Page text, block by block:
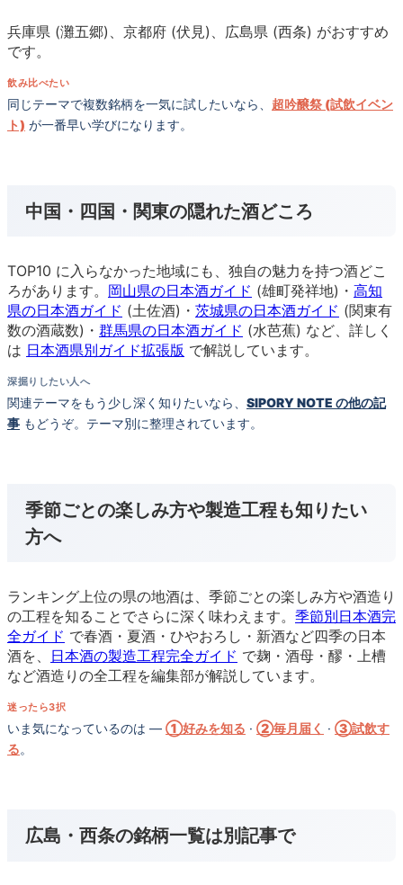
兵庫県 (灘五郷)、京都府 (伏見)、広島県 (西条) がおすすめ
です。
飲み比べたい
同じテーマで複数銘柄を一気に試したいなら、 超吟醸祭 (試飲イベン
ト) が一番早い学びになります。
中国・四国・関東の隠れた酒どころ
TOP10 に入らなかった地域にも、独自の魅力を持つ酒どこ
ろがあります。 岡山県の日本酒ガイド (雄町発祥地)・ 高知
県の日本酒ガイド (土佐酒)・ 茨城県の日本酒ガイド (関東有
数の酒蔵数)・ 群馬県の日本酒ガイド (水芭蕉) など、詳しく
は 日本酒県別ガイド拡張版 で解説しています。
深掘りしたい人へ
関連テーマをもう少し深く知りたいなら、 SIPORY NOTE の他の記
事 もどうぞ。テーマ別に整理されています。
季節ごとの楽しみ方や製造工程も知りたい
方へ
ランキング上位の県の地酒は、季節ごとの楽しみ方や酒造り
の工程を知ることでさらに深く味わえます。 季節別日本酒完
全ガイド で春酒・夏酒・ひやおろし・新酒など四季の日本
酒を、 日本酒の製造工程完全ガイド で麹・酒母・醪・上槽
など酒造りの全工程を編集部が解説しています。
迷ったら3択
いま気になっているのは — ①好みを知る · ②毎月届く · ③試飲す
る。
広島・西条の銘柄一覧は別記事で